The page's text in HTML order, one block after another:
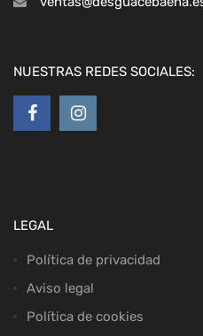
NUESTRAS REDES SOCIALES:
LEGAL
Política de privacidad
Aviso legal
Política de cookies